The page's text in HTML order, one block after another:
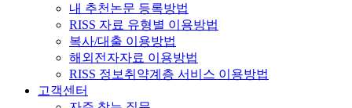
내 추천논문 등록방법
RISS 자료 유형별 이용방법
복사/대출 이용방법
해외전자자료 이용방법
RISS 정보취약계층 서비스 이용방법
고객센터